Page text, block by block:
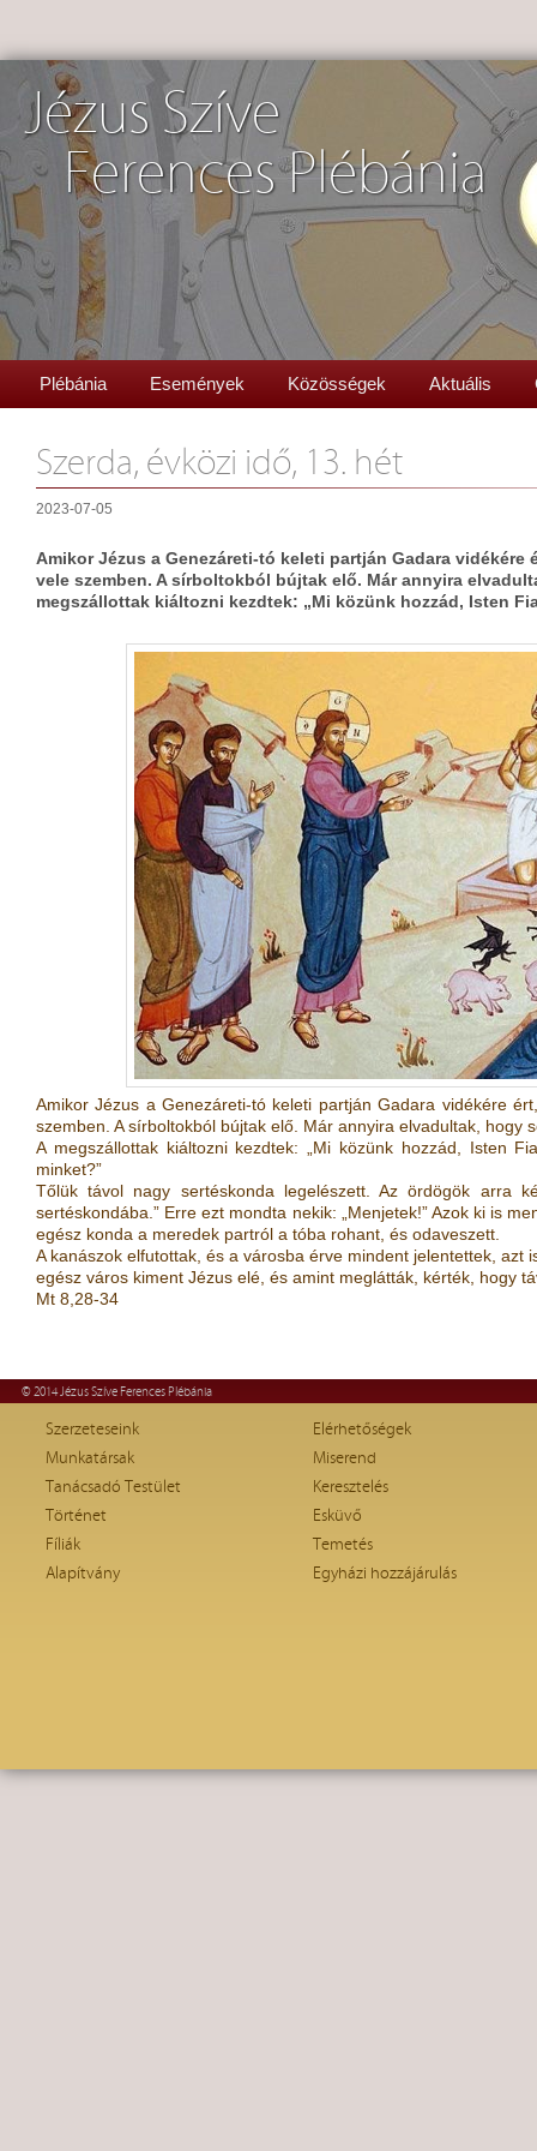
Jézus Szíve
Ferences Plébánia
Plébánia Események Közösségek Aktuális
Szerda, évközi idő, 13. hét
2023-07-05
Amikor Jézus a Genezáreti-tó keleti partján Gadara
vele szemben. A sírboltokból bújtak elő. Már annyira
megszállottak kiáltozni kezdtek: „Mi közünk hozzád, Isten
Amikor Jézus a Genezáreti-tó keleti partján Gadara vidékére
szemben. A sírboltokból bújtak elő. Már annyira elvadultak, hogy
A megszállottak kiáltozni kezdtek: „Mi közünk hozzád, Isten
minket?”
Tőlük távol nagy sertéskonda legelészett. Az ördögök arra
sertéskondába.” Erre ezt mondta nekik: „Menjetek!” Azok ki is
egész konda a meredek partról a tóba rohant, és odaveszett.
A kanászok elfutottak, és a városba érve mindent jelentettek, azt
egész város kiment Jézus elé, és amint meglátták, kérték, hogy
Mt 8,28-34
© 2014 Jézus Szíve Ferences Plébánia
Szerzeteseink
Munkatársak
Tanácsadó Testület
Történet
Fíliák
Alapítvány
Elérhetőségek
Miserend
Keresztelés
Esküvő
Temetés
Egyházi hozzájárulás